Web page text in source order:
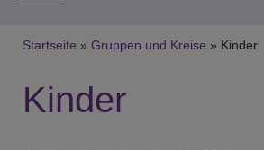
Breadcrumb
Startseite Gruppen und Kreise Kinder
Kinder